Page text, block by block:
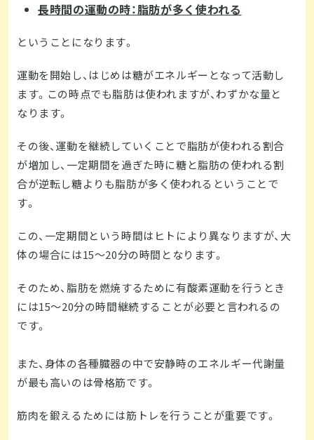
長時間の運動の時：脂肪が多く使われる
ということになります。
運動を開始し、はじめは糖がエネルギーとなって活動し
ます。この時点でも脂肪は使われますが、わずかな量と
なります。
その後、運動を継続していくことで脂肪が使われる割合
が増加し、一定期間を過ぎた時に糖と脂肪の使われる割
合が逆転し糖よりも脂肪が多く使われるということで
す。
この、一定期間という時間はヒトにより異なりますが、大
体の場合には15～20分の時間となります。
そのため、脂肪を燃焼するために有酸素運動を行うとき
には15～20分の時間継続することが必要と言われるの
です。
また、身体の各種臓器の中で安静時のエネルギー代謝量
が最も高いのは骨格筋です。
筋肉を鍛えるためには筋トレを行うことが重要です。